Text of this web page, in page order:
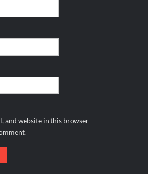
and website in this browser